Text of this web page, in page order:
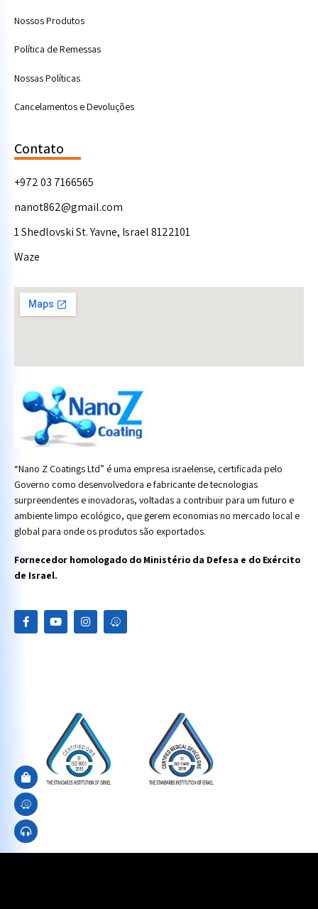
Nossos Produtos
Política de Remessas
Nossas Políticas
Cancelamentos e Devoluções
Contato
+972 03 7166565
nanot862@gmail.com
1 Shedlovski St. Yavne, Israel 8122101
Waze
“Nano Z Coatings Ltd” é uma empresa israelense, certificada pelo
Governo como desenvolvedora e fabricante de tecnologias
surpreendentes e inovadoras, voltadas a contribuir para um futuro e
ambiente limpo ecológico, que gerem economias no mercado local e
global para onde os produtos são exportados.
Fornecedor homologado do Ministério da Defesa e do Exército
de Israel.